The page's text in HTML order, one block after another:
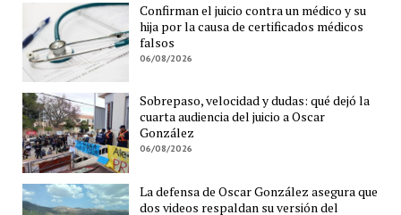
Confirman el juicio contra un médico y su
hija por la causa de certificados médicos
falsos
06/08/2026
Sobrepaso, velocidad y dudas: qué dejó la
cuarta audiencia del juicio a Oscar
González
06/08/2026
La defensa de Oscar González asegura que
dos videos respaldan su versión del